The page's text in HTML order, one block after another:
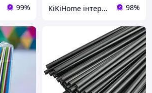
99% KiKiHome інтернет-магазин якісних товарів для дому 98%